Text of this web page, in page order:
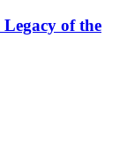
of the